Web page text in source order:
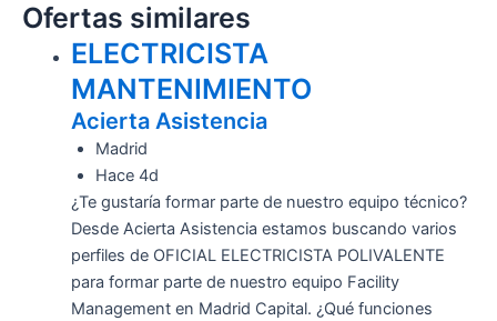
Ofertas similares
ELECTRICISTA
MANTENIMIENTO
Acierta Asistencia
Madrid
Hace 4d
¿Te gustaría formar parte de nuestro equipo técnico?
Desde Acierta Asistencia estamos buscando varios
perfiles de OFICIAL ELECTRICISTA POLIVALENTE
para formar parte de nuestro equipo Facility
Management en Madrid Capital. ¿Qué funciones